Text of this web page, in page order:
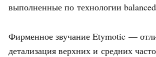
выполненные по технологии
Фирменное звучание Etymotic —
детализация верхних и средних